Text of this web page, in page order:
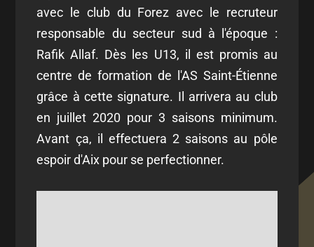
avec le club du Forez avec le recruteur
responsable du secteur sud à l'époque :
Rafik Allaf. Dès les U13, il est promis au
centre de formation de l'AS Saint-Étienne
grâce à cette signature. Il arrivera au club
en juillet 2020 pour 3 saisons minimum.
Avant ça, il effectuera 2 saisons au pôle
espoir d'Aix pour se perfectionner.